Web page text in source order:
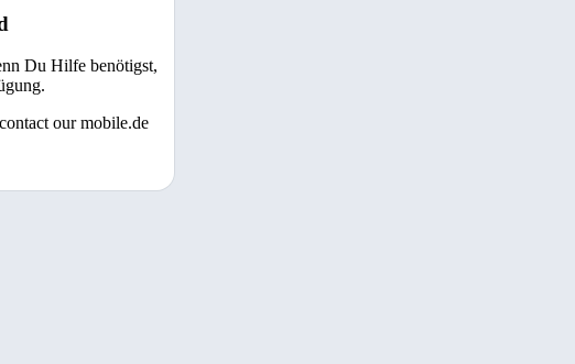
Du Hilfe benötigst,
our mobile.de